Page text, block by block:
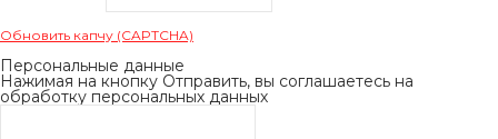
Обновить капчу (CAPTCHA)
Персональные данные
Нажимая на кнопку Отправить, вы соглашаетесь на
обработку персональных данных